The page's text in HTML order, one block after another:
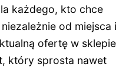
każdego, kto chce
od miejsca i
ofertę w sklepie
który sprosta nawet